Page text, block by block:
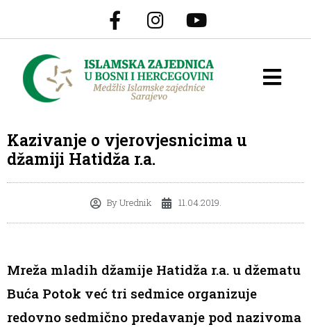
Kazivanje o vjerovjesnicima u
džamiji Hatidža r.a.
ByUrednik 11.04.2019.
Mreža mladih džamije Hatidža r.a. u džematu
Buća Potok već tri sedmice organizuje
redovno sedmično predavanje pod nazivoma